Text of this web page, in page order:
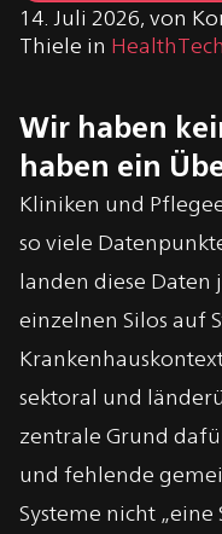
14. Juli 2026, von
Thiele in HealthTech
Wir haben
haben ein
Kliniken und
so viele
landen diese
einzelnen Silos auf
sektoral und
zentrale Grund
und fehlende
Systeme nicht